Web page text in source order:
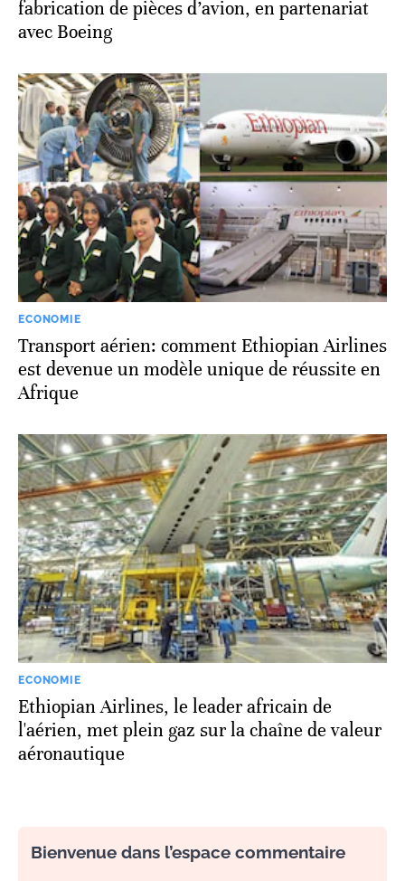
fabrication de pièces d’avion, en partenariat
avec Boeing
ECONOMIE
Transport aérien: comment Ethiopian Airlines
est devenue un modèle unique de réussite en
Afrique
ECONOMIE
Ethiopian Airlines, le leader africain de
l'aérien, met plein gaz sur la chaîne de valeur
aéronautique
Bienvenue dans l’espace commentaire